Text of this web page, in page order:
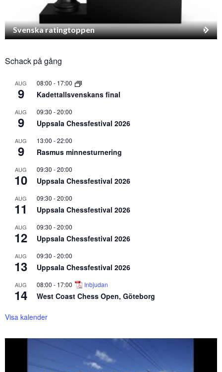
Svenska ratingtoppen
Schack på gång
AUG
9
08:00 - 17:00
Kadettallsvenskans final
AUG
9
09:30 -20:00
Uppsala Chessfestival 2026
AUG
9
13:00 -22:00
Rasmus minnesturnering
AUG
10
09:30 -20:00
Uppsala Chessfestival 2026
AUG
11
09:30 -20:00
Uppsala Chessfestival 2026
AUG
12
09:30 -20:00
Uppsala Chessfestival 2026
AUG
13
09:30 -20:00
Uppsala Chessfestival 2026
AUG
14
08:00 - 17:00 Inbjudan
West Coast Chess Open, Göteborg
Visa kalender